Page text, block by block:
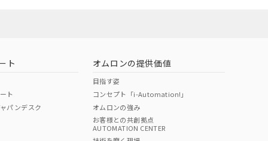
ト
ト
パンデスク
オムロンの提供価値
目指す姿
コンセプト「i-Automation!」
オムロンの強み
お客様との共創拠点
AUTOMATION CENTER